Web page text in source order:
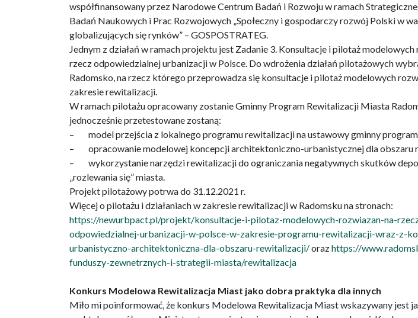
współfinansowany przez Narodowe Centrum Badań i Rozwoju w ramach
Badań Naukowych i Prac Rozwojowych „Społeczny i gospodarczy rozwój Polski w
globalizujących się rynków” – GOSPOSTRATEG.
Jednym z działań w ramach projektu jest Zadanie 3. Konsultacje i pilotaż modelowych
rzecz odpowiedzialnej urbanizacji w Polsce. Do wdrożenia działań pilotażowych
Radomsko, na rzecz którego przeprowadza się konsultacje i pilotaż modelowych
zakresie rewitalizacji.
W ramach pilotażu opracowany zostanie Gminny Program Rewitalizacji Miasta
jednocześnie przetestowane zostaną:
– model przejścia z lokalnego programu rewitalizacji na ustawowy gminny
– opracowanie modelowej koncepcji architektoniczno-urbanistycznej dla obszaru
– wykorzystanie narzędzi rewitalizacji do ograniczania negatywnych skutków
„rozlewania się” miasta.
Projekt pilotażowy potrwa do 31.12.2021 r.
Więcej o pilotażu i działaniach w zakresie rewitalizacji w Radomsku na stronach:
https://newurbpact.pl/projekt/konsultacje-i-pilotaz-modelowych-rozwiazan-na-
odpowiedzialnej-urbanizacji-w-polsce-w-zakresie-programu-rewitalizacji-wraz-z-
urbanistyczno-architektoniczna-dla-obszaru-rewitalizacji/orazhttps://
funduszy-zewnetrznych-i-strategii-miasta/rewitalizacja
Konkurs Modelowa Rewitalizacja Miast jako dobra praktyka dla innych
Miło mi poinformować, że konkurs Modelowa Rewitalizacja Miast wskazywany jest